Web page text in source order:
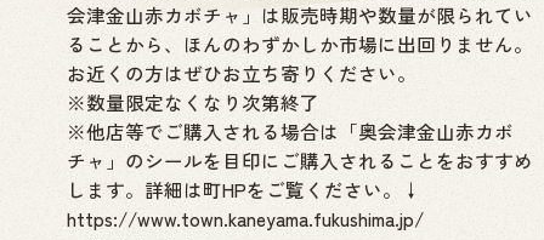
会津金山赤カボチャ」は販売時期や数量が限られてい
ることから、ほんのわずかしか市場に出回りません。
お近くの方はぜひお立ち寄りください。
※数量限定なくなり次第終了
※他店等でご購入される場合は「奥会津金山赤カボ
チャ」のシールを目印にご購入されることをおすすめ
します。詳細は町HPをご覧ください。↓
https://www.town.kaneyama.fukushima.jp/